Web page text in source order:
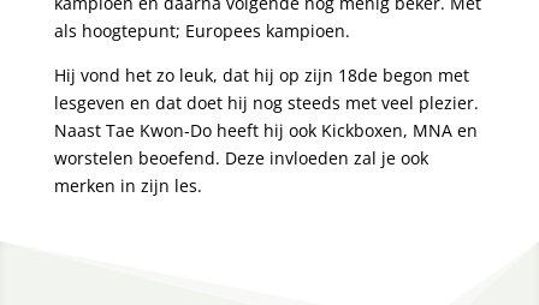
als hoogtepunt; Europees kampioen.
Hij vond het zo leuk, dat hij op zijn 18de begon met
lesgeven en dat doet hij nog steeds met veel plezier.
Naast Tae Kwon-Do heeft hij ook Kickboxen, MNA en
worstelen beoefend. Deze invloeden zal je ook
merken in zijn les.